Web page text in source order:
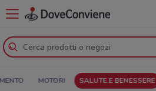
MOTORI SALUTE E BENESSERE